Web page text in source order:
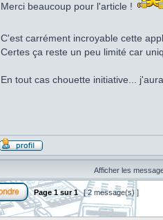
Merci beaucoup pour l'article !
C'est carrément incroyable cette
Certes ça reste un peu limité car
En tout cas chouette initiative...
Afficher les
Page1sur1 [ 2 message(s) ]